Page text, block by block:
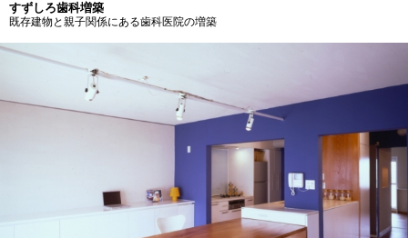
すずしろ歯科増築
既存建物と親子関係にある歯科医院の増築